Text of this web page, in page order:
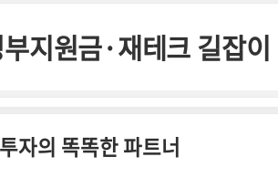
지원금·재테크 길잡이
자의 똑똑한 파트너